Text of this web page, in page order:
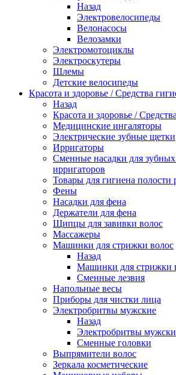
Назад
Электровелосипеды
Велонасосы
Велозамки
Электромотоциклы
Электроскутеры
Шлемы
Детские велосипеды
Красота и здоровье / Средства
Назад
Красота и здоровье /
Медицинские ингаляторы
Электрические зубные щетки
Ирригаторы
Сменные насадки для
ирригаторов
Товары для гигиена полости
Фены
Насадки для фена
Держатели для фена
Щипцы для завивки волос
Массажеры
Машинки для стрижки волос
Назад
Машинки для стрижки
Сменные лезвия
Напольные весы
Приборы для чистки лица
Электробритвы мужские
Назад
Электробритвы
Сменные головки
Выпрямители волос
Зеркала косметические